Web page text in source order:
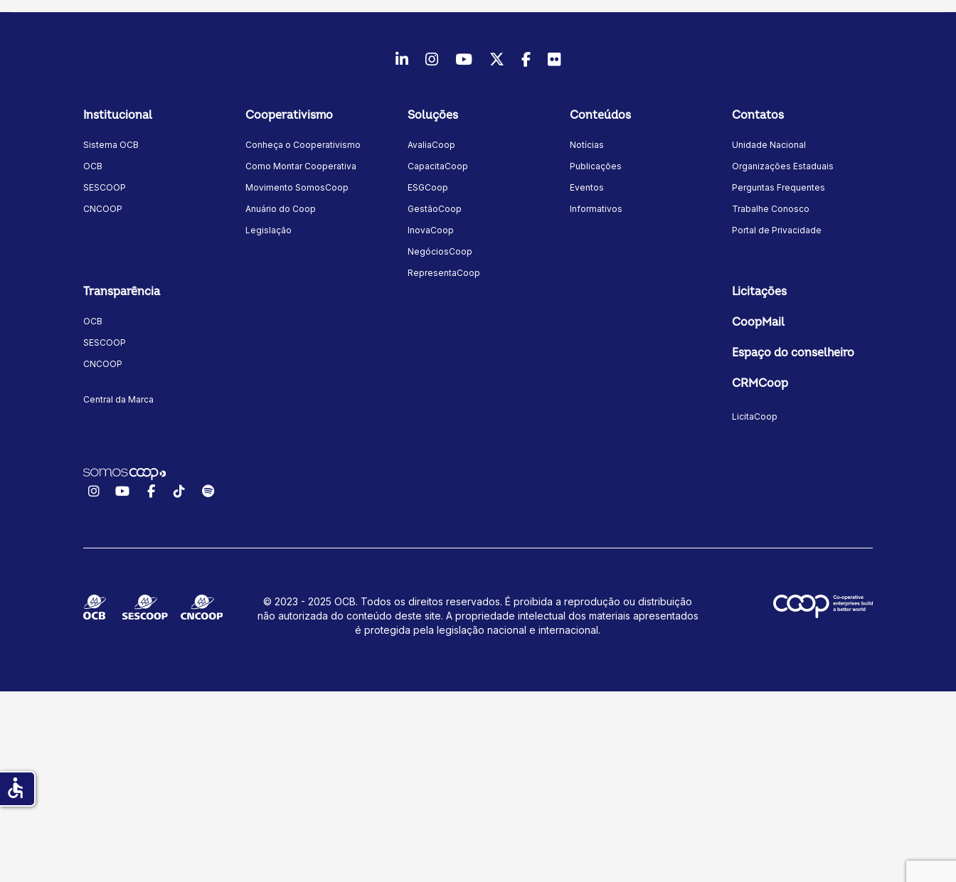
LinkedInInstagram
YoutubeTwitter/X
Facebook
Flickr
Institucional
Sistema OCB
OCB
SESCOOP
CNCOOP
Cooperativismo
Conheça o Cooperativismo
Como Montar Cooperativa
Movimento SomosCoop
Anuário do Coop
Legislação
Soluções
AvaliaCoop
CapacitaCoop
ESGCoop
GestãoCoop
InovaCoop
NegóciosCoop
RepresentaCoop
Conteúdos
Notícias
Publicações
Eventos
Informativos
Contatos
Unidade Nacional
Organizações Estaduais
Perguntas Frequentes
Trabalhe Conosco
Portal de Privacidade
Transparência
OCB
SESCOOP
CNCOOP
Central da Marca
Licitações
CoopMail
Espaço do conselheiro
CRMCoop
LicitaCoop
InstagramYouTubeFacebook
TikTokSpotify
© 2023 - 2025 OCB. Todos os direitos reservados. É proibida a reprodução ou distribuição
não autorizada do conteúdo deste site. A propriedade intelectual dos materiais apresentados
é protegida pela legislação nacional e internacional.
accessible